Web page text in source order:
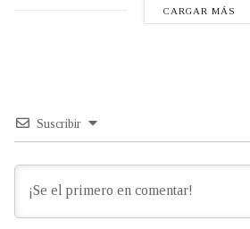
CARGAR MÁS
Suscribir